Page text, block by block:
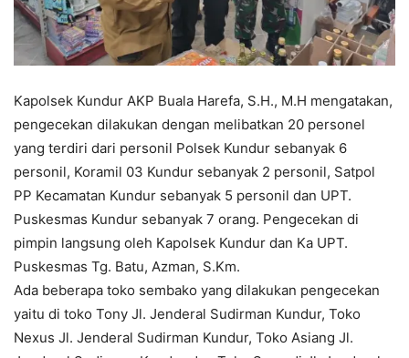
Kapolsek Kundur AKP Buala Harefa, S.H., M.H mengatakan,
pengecekan dilakukan dengan melibatkan 20 personel
yang terdiri dari personil Polsek Kundur sebanyak 6
personil, Koramil 03 Kundur sebanyak 2 personil, Satpol
PP Kecamatan Kundur sebanyak 5 personil dan UPT.
Puskesmas Kundur sebanyak 7 orang. Pengecekan di
pimpin langsung oleh Kapolsek Kundur dan Ka UPT.
Puskesmas Tg. Batu, Azman, S.Km.
Ada beberapa toko sembako yang dilakukan pengecekan
yaitu di toko Tony Jl. Jenderal Sudirman Kundur, Toko
Nexus Jl. Jenderal Sudirman Kundur, Toko Asiang Jl.